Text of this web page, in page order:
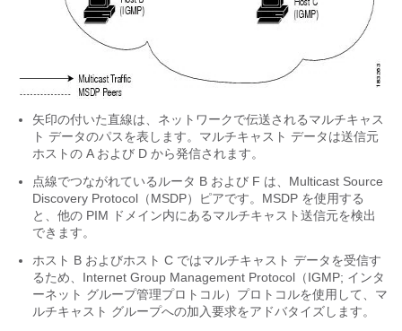
矢印の付いた直線は、ネットワークで伝送されるマルチキャス
ト データのパスを表します。マルチキャスト データは送信元
ホストの A および D から発信されます。
点線でつながれているルータ B および F は、Multicast Source
Discovery Protocol（MSDP）ピアです。MSDP を使用する
と、他の PIM ドメイン内にあるマルチキャスト送信元を検出
できます。
ホスト B およびホスト C ではマルチキャスト データを受信す
るため、Internet Group Management Protocol（IGMP; インタ
ーネット グループ管理プロトコル）プロトコルを使用して、マ
ルチキャスト グループへの加入要求をアドバタイズします。